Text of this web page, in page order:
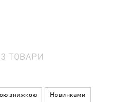
3 ТОВАРИ
знижкою Новинками